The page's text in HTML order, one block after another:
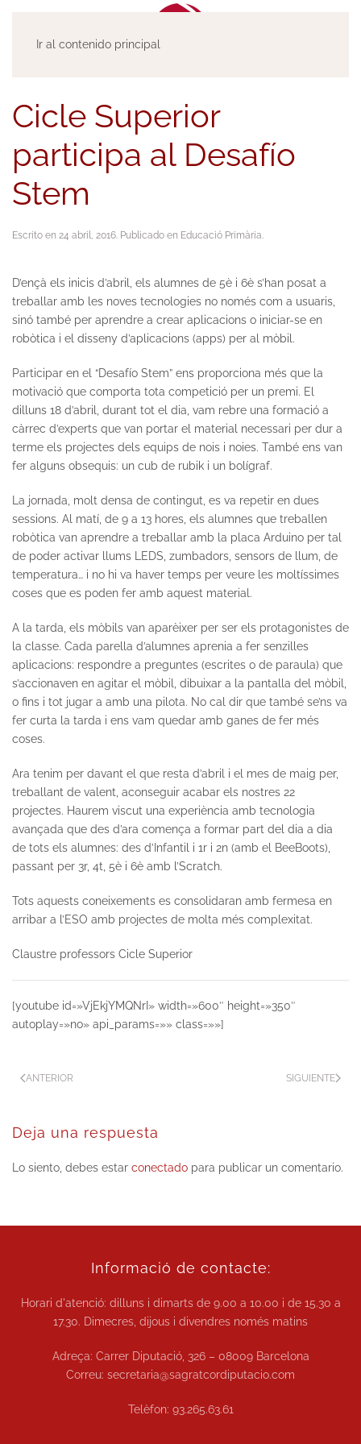
Ir al contenido principal
Cicle Superior
participa al Desafío
Stem
Escrito en 24 abril, 2016. Publicado en Educació Primària.
D’ençà els inicis d’abril, els alumnes de 5è i 6è s’han posat a
treballar amb les noves tecnologies no només com a usuaris,
sinó també per aprendre a crear aplicacions o iniciar-se en
robòtica i el disseny d’aplicacions (apps) per al mòbil.
Participar en el “Desafío Stem” ens proporciona més que la
motivació que comporta tota competició per un premi. El
dilluns 18 d’abril, durant tot el dia, vam rebre una formació a
càrrec d’experts que van portar el material necessari per dur a
terme els projectes dels equips de nois i noies. També ens van
fer alguns obsequis: un cub de rubik i un bolígraf.
La jornada, molt densa de contingut, es va repetir en dues
sessions. Al matí, de 9 a 13 hores, els alumnes que treballen
robòtica van aprendre a treballar amb la placa Arduino per tal
de poder activar llums LEDS, zumbadors, sensors de llum, de
temperatura… i no hi va haver temps per veure les moltíssimes
coses que es poden fer amb aquest material.
A la tarda, els mòbils van aparèixer per ser els protagonistes de
la classe. Cada parella d’alumnes aprenia a fer senzilles
aplicacions: respondre a preguntes (escrites o de paraula) que
s’accionaven en agitar el mòbil, dibuixar a la pantalla del mòbil,
o fins i tot jugar a amb una pilota. No cal dir que també se’ns va
fer curta la tarda i ens vam quedar amb ganes de fer més
coses.
Ara tenim per davant el que resta d’abril i el mes de maig per,
treballant de valent, aconseguir acabar els nostres 22
projectes. Haurem viscut una experiència amb tecnologia
avançada que des d’ara comença a formar part del dia a dia
de tots els alumnes: des d’Infantil i 1r i 2n (amb el BeeBoots),
passant per 3r, 4t, 5è i 6è amb l’Scratch.
Tots aquests coneixements es consolidaran amb fermesa en
arribar a l’ESO amb projectes de molta més complexitat.
Claustre professors Cicle Superior
[youtube id=»VjEkjYMQNrI» width=»600″ height=»350″
autoplay=»no» api_params=»» class=»»]
ANTERIOR SIGUIENTE
Deja una respuesta
Lo siento, debes estar conectado para publicar un comentario.
Informació de contacte:
Horari d'atenció: dilluns i dimarts de9.00 a 10.00 i de 15.30 a
17.30. Dimecres, dijous i divendres només matins
Adreça: Carrer Diputació, 326 – 08009 Barcelona
Correu: secretaria@sagratcordiputacio.com
Telèfon: 93.265.63.61